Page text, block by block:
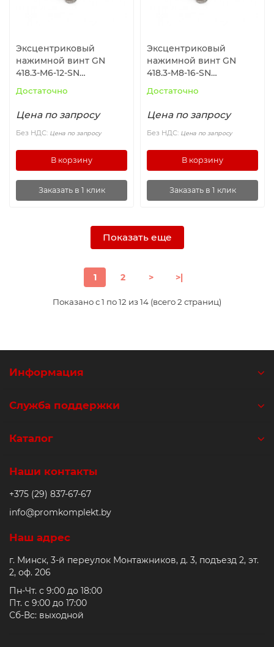
Эксцентриковый
нажимной винт GN
418.3-M6-12-SN
Достаточно
Цена по запросу
Без НДС: Цена по запросу
В корзину
Заказать в 1 клик
Эксцентриковый
нажимной винт GN
418.3-M8-16-SN
Достаточно
Цена по запросу
Без НДС: Цена по запросу
В корзину
Заказать в 1 клик
Показать еще
1 2 > >|
Показано с 1 по 12 из 14 (всего 2 страниц)
Информация
Служба поддержки
Каталог
Наши контакты
+375 (29) 837-67-67
info@promkomplekt.by
Наш адрес
г. Минск, 3-й переулок Монтажников, д. 3, подъезд 2, эт.
2, оф. 206
Пн-Чт. с 9:00 до 18:00
Пт. с 9:00 до 17:00
Сб-Вс: выходной